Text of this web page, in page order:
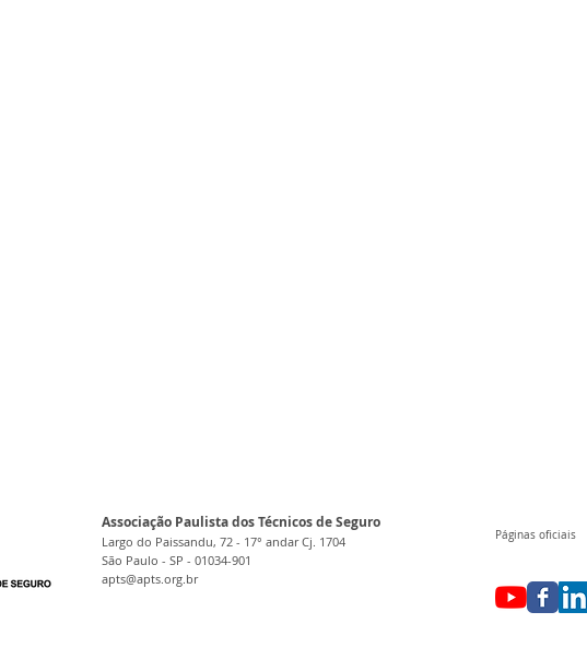
Associação Paulista dos Técnicos de Seguro
Largo do Paissandu, 72 - 17° andar Cj. 1704
São Paulo - SP - 01034-901
apts@apts.org.br
Páginas oficiais